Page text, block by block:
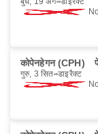
कोपेनहेगन (CPH)
गुरु, 3 सित॰ डाइरैक्ट